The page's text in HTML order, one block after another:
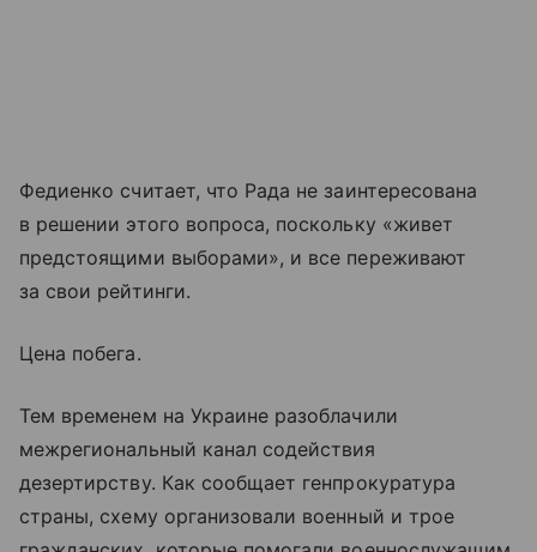
Федиенко считает, что Рада не заинтересована
в решении этого вопроса, поскольку «живет
предстоящими выборами», и все переживают
за свои рейтинги.
Цена побега.
Тем временем на Украине разоблачили
межрегиональный канал содействия
дезертирству. Как сообщает генпрокуратура
страны, схему организовали военный и трое